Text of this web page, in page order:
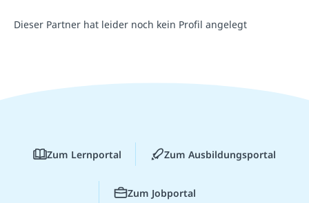
Dieser Partner hat leider noch kein Profil angelegt
Zum Lernportal Zum Ausbildungsportal
Zum Jobportal